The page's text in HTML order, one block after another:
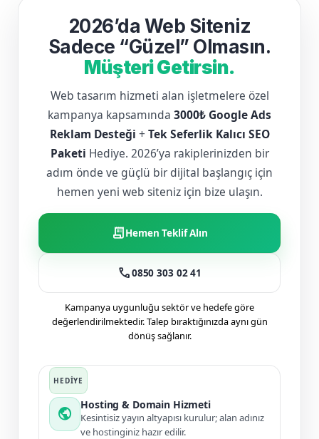
2026’da Web Siteniz
Sadece “Güzel” Olmasın.
Müşteri Getirsin.
Web tasarım hizmeti alan işletmelere özel
kampanya kapsamında 3000₺ Google Ads
Reklam Desteği + Tek Seferlik Kalıcı SEO
Paketi Hediye. 2026’ya rakiplerinizden bir
adım önde ve güçlü bir dijital başlangıç için
hemen yeni web siteniz için bize ulaşın.
receipt_longHemen Teklif Alın
call0850 303 02 41
Kampanya uygunluğu sektör ve hedefe göre
değerlendirilmektedir. Talep bıraktığınızda aynı gün
dönüş sağlanır.
public
Hosting & Domain Hizmeti
Kesintisiz yayın altyapısı kurulur; alan adınız
ve hostinginiz hazır edilir.